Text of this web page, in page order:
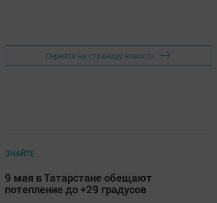
Перейти на страницу новости
ЗНАЙТЕ
9 мая в Татарстане обещают
потепление до +29 градусов